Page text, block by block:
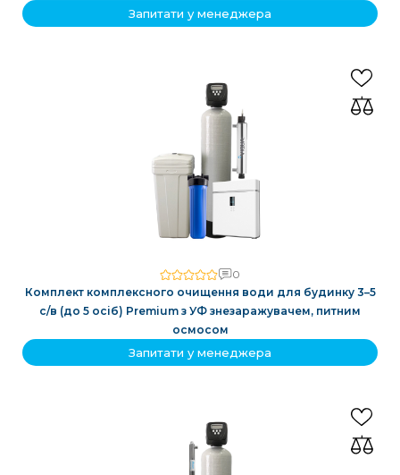
Запитати у менеджера
0
Комплект комплексного очищення води для будинку 3–5
с/в (до 5 осіб) Premium з УФ знезаражувачем, питним
осмосом
Запитати у менеджера